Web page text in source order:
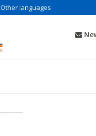
Other languages